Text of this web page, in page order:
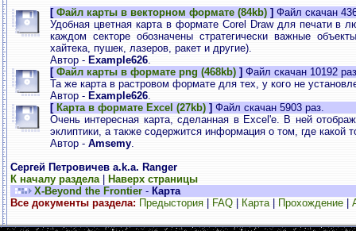
[ Файл карты в векторном формате (84kb) ] Файл скачан
Удобная цветная карта в формате Corel Draw для печати в
каждом секторе обозначены стратегически важные
хайтека, пушек, лазеров, ракет и другие).
Автор - Example626.
[ Файл карты в формате png (468kb) ] Файл скачан 10192
Та же карта в растровом формате для тех, у кого не
Автор - Example626.
[ Карта в формате Excel (27kb) ] Файл скачан 5903 раз.
Очень интересная карта, сделанная в Excel'е. В ней
эклиптики, а также содержится информация о том, где какой
Автор - Amsemy.
Сергей Петровичев a.k.a. Ranger
К началу раздела|
Наверх страницы
X-Beyond the Frontier - Карта
Все документы раздела: Предыстория FAQ Карта| Прохождение